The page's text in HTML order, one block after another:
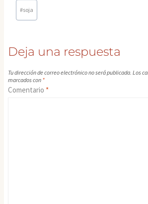
la#soja
Deja una respuesta
Tu dirección de correo electrónico no será publicada. Los
marcados con *
Comentario *